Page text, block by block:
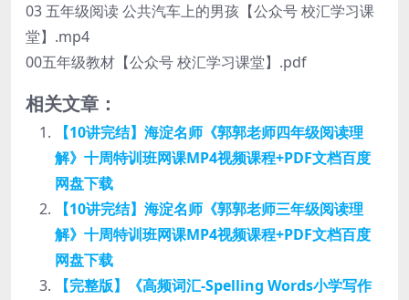
03 五年级阅读 公共汽车上的男孩【公众号 校汇学习课
堂】.mp4
00五年级教材【公众号 校汇学习课堂】.pdf
相关文章：
【10讲完结】海淀名师《郭郭老师四年级阅读理
解》十周特训班网课MP4视频课程+PDF文档百度
网盘下载
【10讲完结】海淀名师《郭郭老师三年级阅读理
解》十周特训班网课MP4视频课程+PDF文档百度
网盘下载
【完整版】《高频词汇-Spelling Words小学写作